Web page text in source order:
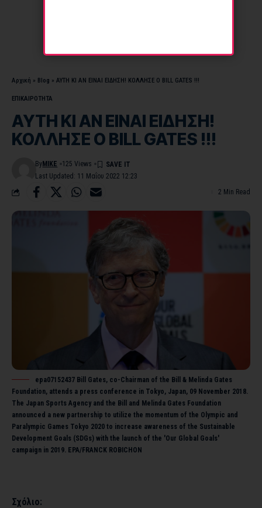
Αρχική » Blog » ΑΥΤΗ ΚΙ ΑΝ ΕΙΝΑΙ ΕΙΔΗΣΗ! ΚΟΛΛΗΣΕ Ο ΒILL GATES !!!
ΕΠΙΚΑΙΡΟΤΗΤΑ
ΑΥΤΗ ΚΙ ΑΝ ΕΙΝΑΙ ΕΙΔΗΣΗ!
ΚΟΛΛΗΣΕ Ο ΒILL GATES !!!
Last Updated: 11 Μαΐου 2022 12:23
By MIKE 125 Views
2 Min Read
epa07152437 Bill Gates, co-Chairman of the Bill & Melinda Gates
Foundation, attends a press conference in Tokyo, Japan, 09 November 2018.
The Japan Sports Agency and the Bill and Melinda Gates Foundation
announced a new partnership to utilize the momentum of the Olympic and
Paralympic Games Tokyo 2020 to increase awareness of the Sustainable
Development Goals (SDGs) with the launch of the 'Our Global Goals'
campaign in 2019. EPA/FRANCK ROBICHON
Σχόλιο: